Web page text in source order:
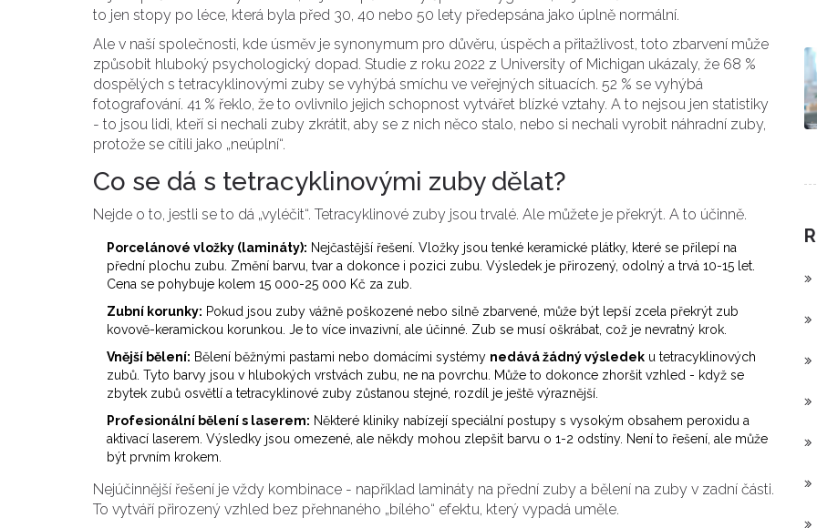
to jen stopy po léce, která byla před 30, 40 nebo 50 lety předepsána jako úplně normální.
Ale v naší společnosti, kde úsměv je synonymum pro důvěru, úspěch a přitažlivost, toto zbarvení může
způsobit hluboký psychologický dopad. Studie z roku 2022 z University of Michigan ukázaly, že 68 %
dospělých s tetracyklinovými zuby se vyhýbá smíchu ve veřejných situacích. 52 % se vyhýbá
fotografování. 41 % řeklo, že to ovlivnilo jejich schopnost vytvářet blízké vztahy. A to nejsou jen statistiky
- to jsou lidi, kteří si nechali zuby zkrátit, aby se z nich něco stalo, nebo si nechali vyrobit náhradní zuby,
protože se cítili jako „neúplní“.
Co se dá s tetracyklinovými zuby dělat?
Nejde o to, jestli se to dá „vyléčit“. Tetracyklinové zuby jsou trvalé. Ale můžete je překrýt. A to účinně.
Porcelánové vložky (lamináty): Nejčastější řešení. Vložky jsou tenké keramické plátky, které se přilepí na
přední plochu zubu. Změní barvu, tvar a dokonce i pozici zubu. Výsledek je přirozený, odolný a trvá 10-15 let.
Cena se pohybuje kolem 15 000-25 000 Kč za zub.
Zubní korunky: Pokud jsou zuby vážně poškozené nebo silně zbarvené, může být lepší zcela překrýt zub
kovově-keramickou korunkou. Je to více invazivní, ale účinné. Zub se musí oškrábat, což je nevratný krok.
Vnější bělení: Bělení běžnými pastami nebo domácími systémy nedává žádný výsledek u tetracyklinových
zubů. Tyto barvy jsou v hlubokých vrstvách zubu, ne na povrchu. Může to dokonce zhoršit vzhled - když se
zbytek zubů osvětlí a tetracyklinové zuby zůstanou stejné, rozdíl je ještě výraznější.
Profesionální bělení s laserem: Některé kliniky nabízejí speciální postupy s vysokým obsahem peroxidu a
aktivací laserem. Výsledky jsou omezené, ale někdy mohou zlepšit barvu o 1-2 odstíny. Není to řešení, ale může
být prvním krokem.
Nejúčinnější řešení je vždy kombinace - například lamináty na přední zuby a bělení na zuby v zadní části.
To vytváří přirozený vzhled bez přehnaného „bílého“ efektu, který vypadá uměle.